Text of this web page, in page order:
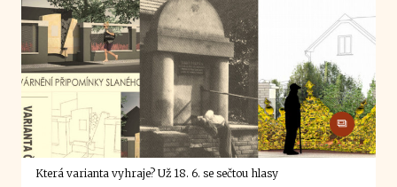
Která varianta vyhraje? Už 18. 6. se sečtou hlasy